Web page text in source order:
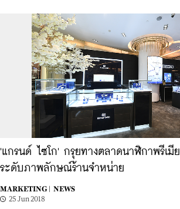
'แกรนด์ ไซโก' กรุยทางตลาดนาฬิกาพรีเมี
ระดับภาพลักษณ์ร้านจำหน่าย
MARKETING |
NEWS
25 Jun 2018